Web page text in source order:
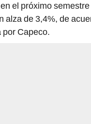
el próximo
alza de 3,4%, de
por Capeco.